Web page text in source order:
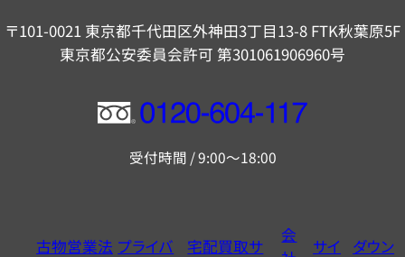
〒101-0021 東京都千代田区外神田3丁目13-8 FTK秋葉原5F
東京都公安委員会許可 第301061906960号
フ
ー
ヤ
受付時間 / 9:00～18:00
古物営業法 プライバ
宅配買取サ
会
サイ
ダウン